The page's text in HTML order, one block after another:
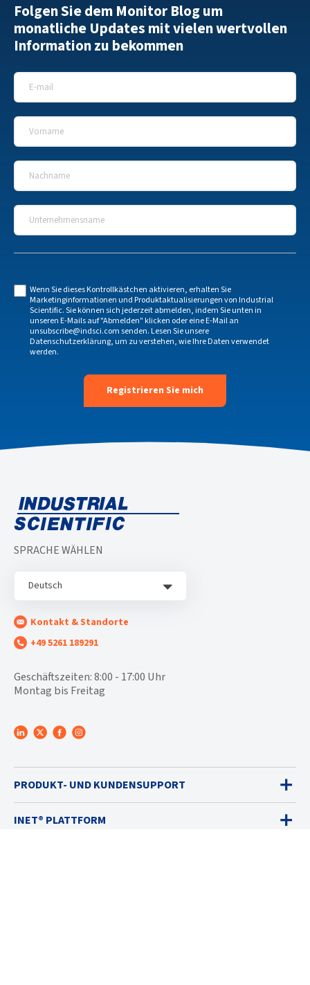
Folgen Sie dem Monitor Blog um
monatliche Updates mit vielen wertvollen
Information zu bekommen
E-Mail
Vorname
Nachname
Unternehmensname
Wenn Sie dieses Kontrollkästchen aktivieren, erhalten Sie
Marketinginformationen und Produktaktualisierungen von Industrial
Scientific. Sie können sich jederzeit abmelden, indem Sie unten in
unseren E-Mails auf "Abmelden" klicken oder eine E-Mail an
unsubscribe@indsci.comsenden. Lesen Sie unsere
Datenschutzerklärung, um zu verstehen, wie Ihre Daten verwendet
werden.
SPRACHE WÄHLEN
Deutsch
Kontakt & Standorte
+49 5261 189291
Geschäftszeiten: 8:00 - 17:00 Uhr
Montag bis Freitag
PRODUKT- UND KUNDENSUPPORT
INET® PLATTFORM